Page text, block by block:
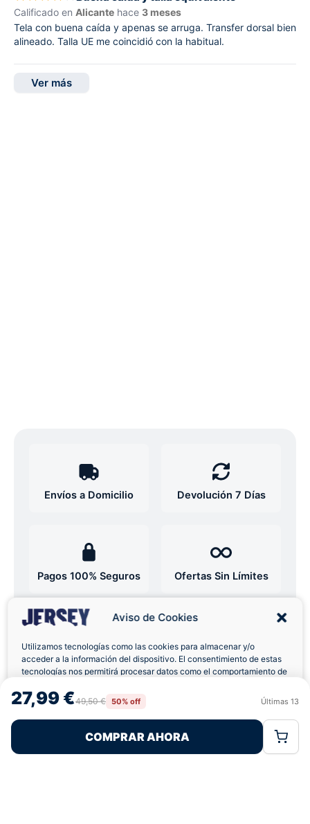
Aviso de Cookies
Utilizamos tecnologías como las cookies para almacenar y/o
acceder a la información del dispositivo. El consentimiento de estas
tecnologías nos permitirá procesar datos como el comportamiento de
retirar el consentimiento, puede afectar negativamente a ciertas
características y funciones.
Rechazar
Política de CookiesPolítica de Privacidad
27,99 €49,50 € 50% off Últimas 13
COMPRAR AHORA
Calificado en Alicante hace 3 meses
Tela con buena caída y apenas se arruga. Transfer dorsal bien
alineado. Talla UE me coincidió con la habitual.
Ver más
Envíos a Domicilio Devolución 7 Días
Pagos 100% Seguros Ofertas Sin Límites
★★★★★ 4,9 basado en 12+ reseñas
¿Tienes dudas con la talla o el envío?